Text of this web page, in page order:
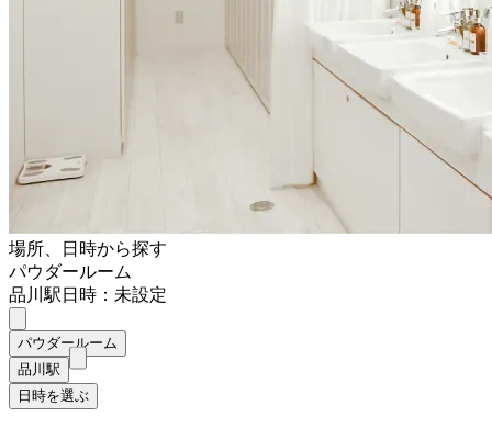
場所、日時から探す
パウダールーム
品川駅日時：未設定
パウダールーム
品川駅
日時を選ぶ